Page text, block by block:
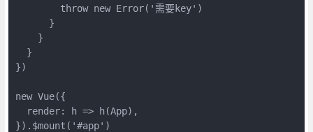
        throw new Error('需要key')
      }
    }
  }
})
new Vue({
  render: h => h(App),
}).$mount('#app')